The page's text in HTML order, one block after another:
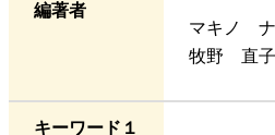
編著者
マキノ ナ
牧野 直子
キーワード１